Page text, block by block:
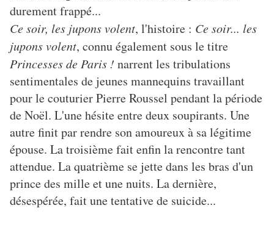
durement frappé...
Ce soir, les jupons volent, l'histoire : Ce soir... les
jupons volent, connu également sous le titre
Princesses de Paris ! narrent les tribulations
sentimentales de jeunes mannequins travaillant
pour le couturier Pierre Roussel pendant la période
de Noël. L'une hésite entre deux soupirants. Une
autre finit par rendre son amoureux à sa légitime
épouse. La troisième fait enfin la rencontre tant
attendue. La quatrième se jette dans les bras d'un
prince des mille et une nuits. La dernière,
désespérée, fait une tentative de suicide...